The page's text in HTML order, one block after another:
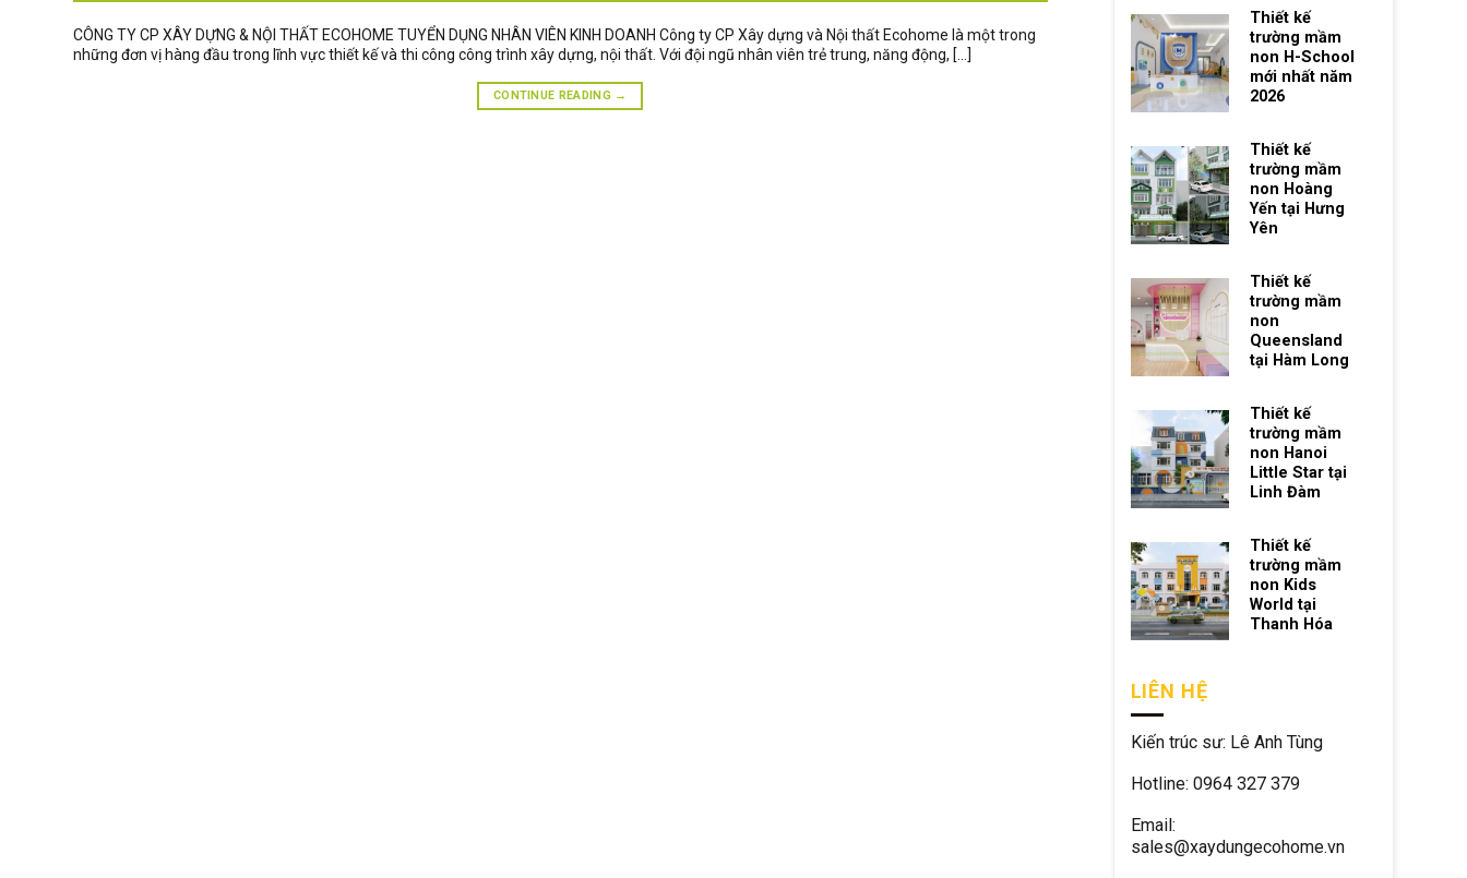
CÔNG TY CP XÂY DỰNG & NỘI THẤT ECOHOME TUYỂN DỤNG NHÂN VIÊN KINH DOANH Công ty CP Xây dựng và Nội thất Ecohome là một trong
những đơn vị hàng đầu trong lĩnh vực thiết kế và thi công công trình xây dựng, nội thất. Với đội ngũ nhân viên trẻ trung, năng động, […]
CONTINUE READING →
Thiết kế
trường mầm
non H-School
mới nhất năm
2026
Thiết kế
trường mầm
non Hoàng
Yến tại Hưng
Yên
Thiết kế
trường mầm
non
Queensland
tại Hàm Long
Thiết kế
trường mầm
non Hanoi
Little Star tại
Linh Đàm
Thiết kế
trường mầm
non Kids
World tại
Thanh Hóa
LIÊN HỆ
Kiến trúc sư: Lê Anh Tùng
Hotline: 0964 327 379
Email:
sales@xaydungecohome.vn